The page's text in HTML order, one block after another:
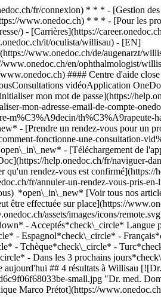
fr/connexion) * * * - [Gestion
www.onedoc.ch) * * * - [Pour les
) - [Carrières](https://
it/oculista/willisau) - [EN]
www.onedoc.ch/de/augenarzt/
en/ophthalmologist/
#### Centre d'aide
vidéoApplication
mon mot de passe](https://
mon-adresse-email-de-compte-
m%C3%A9decin/
- [Prendre un rendez-vous pour un
fonctionne-une-consultation-
- [Téléchargement de
help.onedoc.ch/fr/naviguer-
Langue parlée*keyboard\_arrow\_down* - Albanais*check\_circle* - Allemand*check\_circle* - Anglais*check\_circle* - Arabe*check\_circle* - Bulgare*check\_circle* - Espagnol*check\_circle* - Français*check\_circle* - Grec*check\_circle* - Italien*check\_circle* - Moldave*check\_circle* - Portugais*check\_circle* - Russe*check\_circle* - Slovaque*check\_circle* - Tchèque*check\_circle* - Turc*check\_circle* Sexe*keyboard\_arrow\_down* - Femme*check\_circle* - Homme*check\_circle* Disponibilité*keyboard\_arrow\_down* - Disponible aujourdhui*check\_circle* - Dans les 3 prochains jours*check\_circle* - Dans les 7 prochains jours*check\_circle* - Dans les 14 prochains jours*check\_circle* # Ophtalmologue à Willisau: prenez rendez-vous en ligne aujourd'hui ## 4 résultats à Willisau [![Dr. med. Dominique Marco Prétot, ophtalmologue à Willisau](https://assets.onedoc.ch/images/users/ff3e620046a0e12f977f849c8bc36c73a231fdd5e623834d4d6c9f06f68033be-small.jpg "Dr. med. Dominique Marco Prétot, ophtalmologue à Willisau")](https://www.onedoc.ch/fr/ophtalmologue/willisau/pctw6/dr-med-dominique-marco-pretot) ### [Dr. med. Dominique Marco Prétot](https://www.onedoc.ch/fr/ophtalmologue/willisau/pctw6/dr-med-dominique-marco-pretot) ![Badge indiquant un profil vérifié](https://www.onedoc.ch/assets/images/icons/checkmark.svg) Ophtalmologue [Augenzentrum Willisau](https://www.onedoc.ch/fr/centre-medical/willisau/eliz/augenzentrum-willisau) Ettiswilerstrasse 12/14 6130 Willisau ![Icône patient avec un signe plus annonçant que le professionnel accepte de nouveaux patients](https://www.onedoc.ch/assets/images/icons/new-patients.svg)Accepte les nouveaux patients [Réserver un RDV](https://www.onedoc.ch/fr/ophtalmologue/willisau/pctw6/dr-med-dominique-marco-pretot) *chevron\_left* mar. 04 août *chevron\_right* Voir plus de rendez-vous *error\_outline* Une erreur s'est produite lors du chargement des disponibilités [Réessayer](https://www.onedoc.ch) [![Dr. med. Christoph Nützi, ophtalmologue à Willisau](https://assets.onedoc.ch/images/users/4def5a796705327b306ab476489a92cc93002bdd309c0ec8cbaa2094163881c0-small.png "Dr. med. Christoph Nützi, ophtalmologue à Willisau")](https://www.onedoc.ch/fr/ophtalmologue/willisau/pctw5/dr-med-christoph-nutzi) ### [Dr. med. Christoph Nützi](https://www.onedoc.ch/fr/ophtalmologue/willisau/pctw5/dr-med-christoph-nutzi) ![Badge indiquant un profil vérifié](https://www.onedoc.ch/assets/images/icons/checkmark.svg) Ophtalmologue [Augenzentrum Willisau](https://www.onedoc.ch/fr/centre-medical/willisau/eliz/augenzentrum-willisau) Ettiswilerstrasse 12/14 6130 Willisau ![Icône patient avec un signe plus annonçant que le professionnel accepte de nouveaux patients](https://www.onedoc.ch/assets/images/icons/new-patients.svg)Accepte les nouveaux patients [Réserver un RDV](https://www.onedoc.ch/fr/ophtalmologue/willisau/pctw5/dr-med-christoph-nutzi) *chevron\_left* mar. 04 août *chevron\_right* Voir plus de rendez-vous *error\_outline* Une erreur s'est produite lors du chargement des disponibilités [Réessayer](https://www.onedoc.ch) [![Dr. med. Urs Thomann, ophtalmologue à Willisau](https://assets.onedoc.ch/images/users/049beeaea57d8598b76776bddd2d4440929810882a1f7ed44bc0ec6e0e001c48-small.png "Dr. med. Urs Thomann, ophtalmologue à Willisau")](https://www.onedoc.ch/fr/ophtalmologue/willisau/pba7s/dr-med-urs-thomann) ### [Dr. med. Urs Thomann](https://www.onedoc.ch/fr/ophtalmologue/willisau/pba7s/dr-med-urs-thomann) ![Badge indiquant un profil vérifié](https://www.onedoc.ch/assets/images/icons/checkmark.svg) Ophtalmologue [Augenzentrum Willisau](https://www.onedoc.ch/fr/centre-medical/willisau/eliz/augenzentrum-willisau) Ettiswilerstrasse 12/14 6130 Willisau ![Icône patient avec un signe plus annonçant que le professionnel accepte de nouveaux patients](https://www.onedoc.ch/assets/images/icons/new-patients.svg)Accepte les nouveaux patients [Réserver un RDV](https://www.onedoc.ch/fr/ophtalmologue/willisau/pba7s/dr-med-urs-thomann) *chevron\_left* mar. 04 août *chevron\_right* Voir plus de rendez-vous *error\_outline* Une erreur s'est produite lors du chargement des disponibilités [Réessayer](https://www.onedoc.ch) ## __Ophtalmologues__: d'autres spécialistes sont réservables en ligne dans les environs de __Willisau__ [![Dr. med. Ivo Lustenberger, ophtalmologue à Wolhusen](https://assets.onedoc.ch/images/users/